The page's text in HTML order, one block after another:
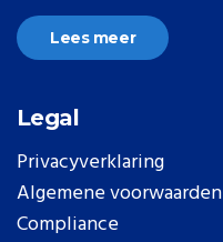
Lees meer
Legal
Privacyverklaring
Algemene voorwaarden
Compliance